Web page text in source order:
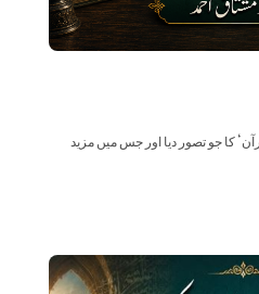
کا جو تصور دیا اور جس میں مزید